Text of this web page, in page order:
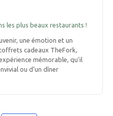
les plus beaux restaurants !
une émotion et un
cadeaux TheFork,
mémorable, qu’il
ou d’un dîner